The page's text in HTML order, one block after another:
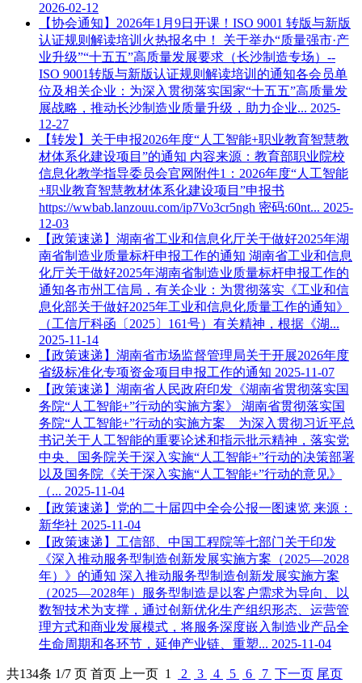
2026-02-12
【协会通知】2026年1月9日开课！ISO 9001 转版与新版
认证规则解读培训火热报名中！
关于举办“质量强市·产
业升级”“十五五”高质量发展要求（长沙制造专场）--
ISO 9001转版与新版认证规则解读培训的通知各会员单
位及相关企业：为深入贯彻落实国家“十五五”高质量发
展战略，推动长沙制造业质量升级，助力企业... 2025-
12-27
【转发】关于申报2026年度“人工智能+职业教育智慧教
材体系化建设项目”的通知 内容来源：教育部职业院校
信息化教学指导委员会官网附件1：2026年度“人工智能
+职业教育智慧教材体系化建设项目”申报书
https://wwbab.lanzouu.com/ip7Vo3cr5ngh 密码:60nt... 2025-
12-03
【政策速递】湖南省工业和信息化厅关于做好2025年湖
南省制造业质量标杆申报工作的通知 湖南省工业和信息
化厅关于做好2025年湖南省制造业质量标杆申报工作的
通知各市州工信局，有关企业：为贯彻落实《工业和信
息化部关于做好2025年工业和信息化质量工作的通知》
（工信厅科函〔2025〕161号）有关精神，根据《湖...
2025-11-14
【政策速递】湖南省市场监督管理局关于开展2026年度
省级标准化专项资金项目申报工作的通知 2025-11-07
【政策速递】湖南省人民政府印发《湖南省贯彻落实国
务院“人工智能+”行动的实施方案》
湖南省贯彻落实国
务院“人工智能+”行动的实施方案 为深入贯彻习近平总
书记关于人工智能的重要论述和指示批示精神，落实党
中央、国务院关于深入实施“人工智能+”行动的决策部署
以及国务院《关于深入实施“人工智能+”行动的意见》
（... 2025-11-04
【政策速递】党的二十届四中全会公报一图速览 来源：
新华社 2025-11-04
【政策速递】工信部、中国工程院等七部门关于印发
《深入推动服务型制造创新发展实施方案（2025—2028
年）》的通知 深入推动服务型制造创新发展实施方案
（2025—2028年）服务型制造是以客户需求为导向、以
数智技术为支撑，通过创新优化生产组织形态、运营管
理方式和商业发展模式，将服务深度嵌入制造业产品全
生命周期和各环节，延伸产业链、重塑... 2025-11-04
共134条 1/7 页 首页 上一页 1 2 3 4 5 6 7 下一页 尾页